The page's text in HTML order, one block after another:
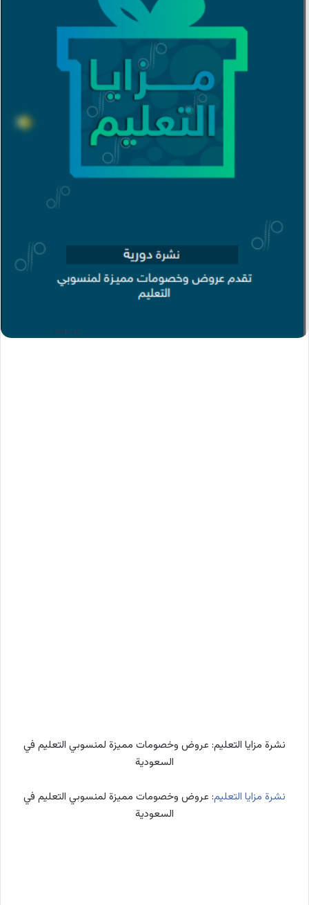
نشرة مزايا التعليم: عروض وخصومات مميزة لمنسوبي التعليم في
السعودية
نشرة مزايا التعليم: عروض وخصومات مميزة لمنسوبي التعليم في
السعودية